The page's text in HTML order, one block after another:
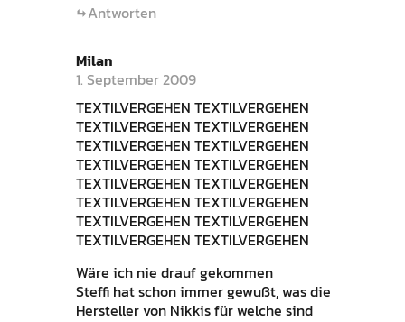
Antworten
Milan
1. September 2009
TEXTILVERGEHEN TEXTILVERGEHEN
TEXTILVERGEHEN TEXTILVERGEHEN
TEXTILVERGEHEN TEXTILVERGEHEN
TEXTILVERGEHEN TEXTILVERGEHEN
TEXTILVERGEHEN TEXTILVERGEHEN
TEXTILVERGEHEN TEXTILVERGEHEN
TEXTILVERGEHEN TEXTILVERGEHEN
TEXTILVERGEHEN TEXTILVERGEHEN
Wäre ich nie drauf gekommen
Steffi hat schon immer gewußt, was die
Hersteller von Nikkis für welche sind